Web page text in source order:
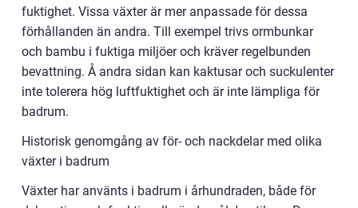
fuktighet. Vissa växter är mer anpassade för dessa
förhållanden än andra. Till exempel trivs ormbunkar
och bambu i fuktiga miljöer och kräver regelbunden
bevattning. Å andra sidan kan kaktusar och suckulenter
inte tolerera hög luftfuktighet och är inte lämpliga för
badrum.
Historisk genomgång av för- och nackdelar med olika
växter i badrum
Växter har använts i badrum i århundraden, både för